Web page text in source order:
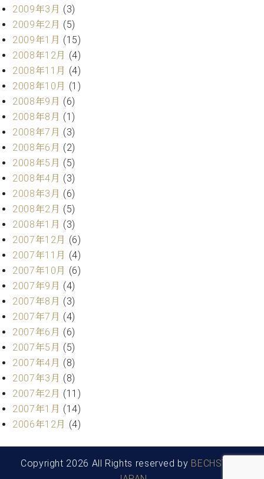
2009年3月 (3)
2009年2月 (5)
2009年1月 (15)
2008年12月 (4)
2008年11月 (4)
2008年10月 (1)
2008年9月 (6)
2008年8月 (1)
2008年7月 (3)
2008年6月 (2)
2008年5月 (5)
2008年4月 (3)
2008年3月 (6)
2008年2月 (5)
2008年1月 (3)
2007年12月 (6)
2007年11月 (4)
2007年10月 (6)
2007年9月 (4)
2007年8月 (3)
2007年7月 (4)
2007年6月 (6)
2007年5月 (5)
2007年4月 (8)
2007年3月 (8)
2007年2月 (11)
2007年1月 (14)
2006年12月 (4)
Copyright 2026 All Rights reserved by BECHSTEIN